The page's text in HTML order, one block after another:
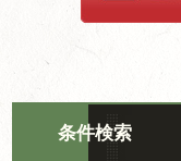
条件検索